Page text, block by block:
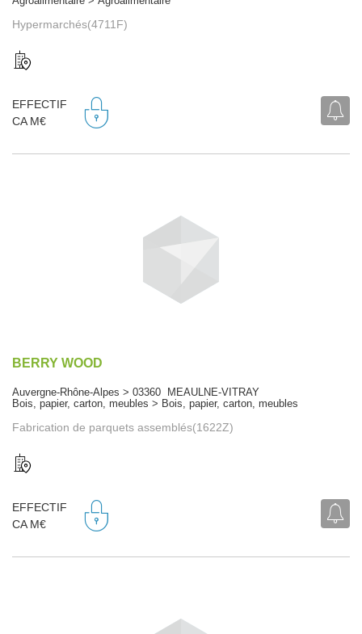
Hypermarchés(4711F)
EFFECTIF
CA M€
BERRY WOOD
Auvergne-Rhône-Alpes > 03360 MEAULNE-VITRAY
Bois, papier, carton, meubles > Bois, papier, carton, meubles
Fabrication de parquets assemblés(1622Z)
EFFECTIF
CA M€